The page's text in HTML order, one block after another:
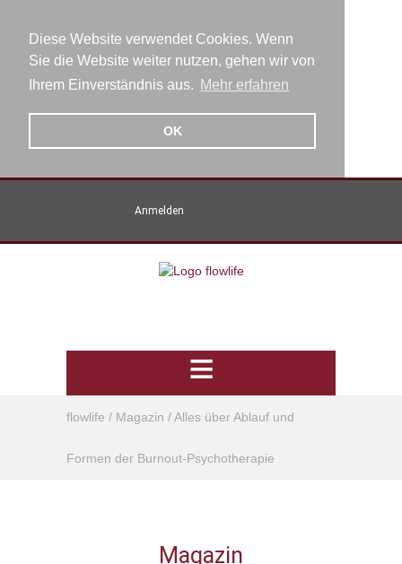
Diese Website verwendet Cookies. Wenn
Sie die Website weiter nutzen, gehen wir von
Ihrem Einverständnis aus. Mehr erfahren
OK
Anmelden
≡
flowlife / Magazin /Alles über Ablauf und
Formen der Burnout-Psychotherapie
Magazin